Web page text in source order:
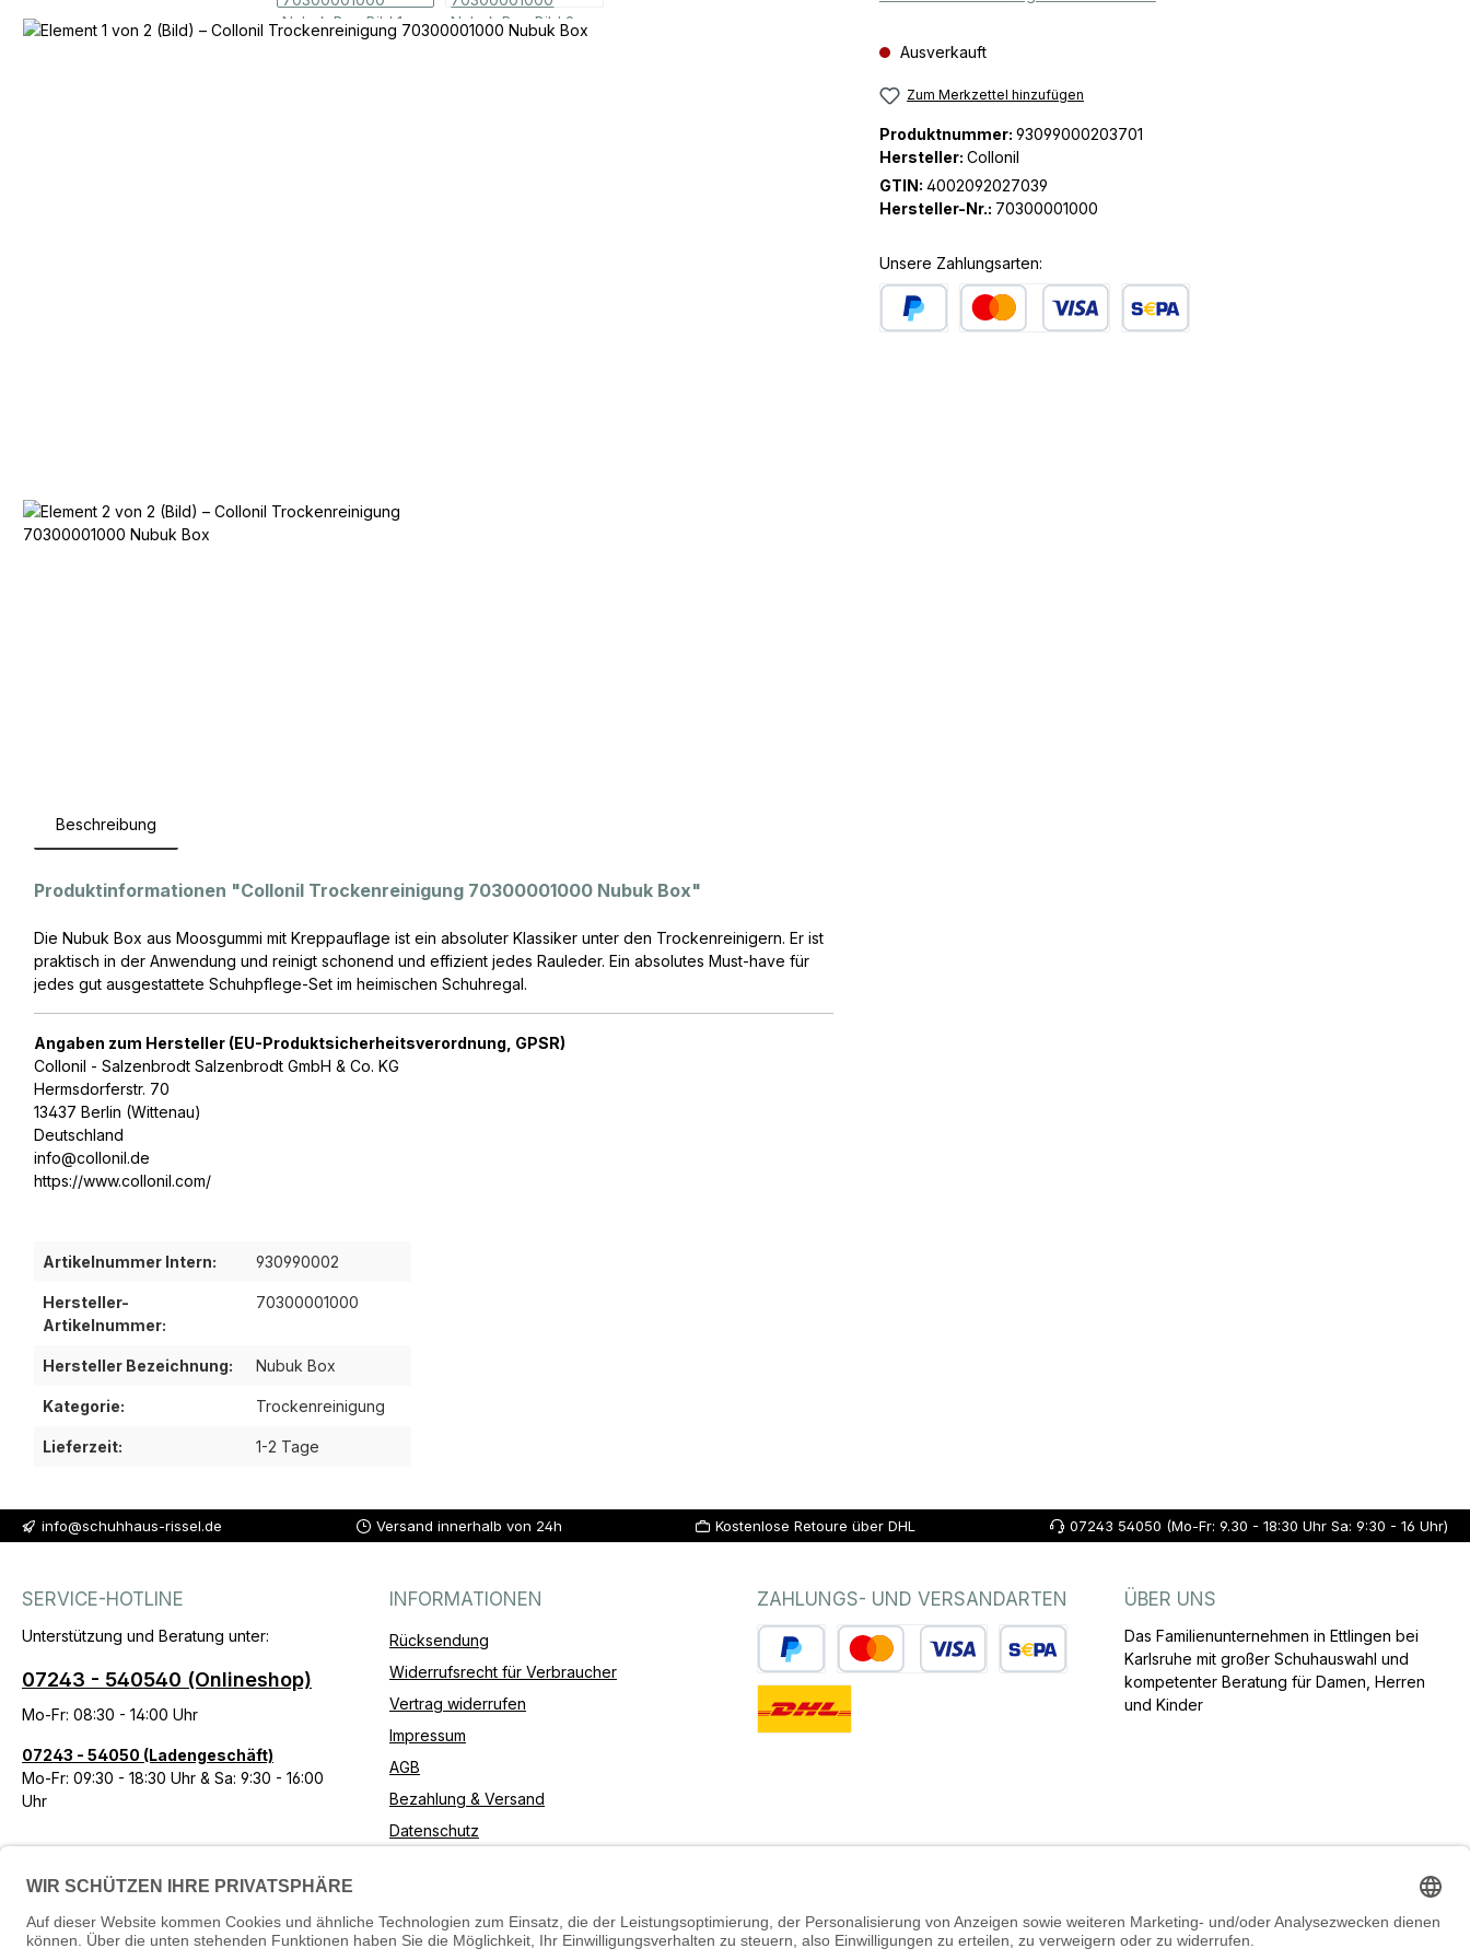
Ausverkauft
Zum Merkzettel hinzufügen
Produktnummer: 93099000203701
Hersteller: Collonil
GTIN: 4002092027039
Hersteller-Nr.: 70300001000
Unsere Zahlungsarten:
Beschreibung
Produktinformationen "Collonil Trockenreinigung 70300001000 Nubuk Box"
Die Nubuk Box aus Moosgummi mit Kreppauflage ist ein absoluter Klassiker unter den Trockenreinigern. Er ist
praktisch in der Anwendung und reinigt schonend und effizient jedes Rauleder. Ein absolutes Must-have für
jedes gut ausgestattete Schuhpflege-Set im heimischen Schuhregal.
Angaben zum Hersteller (EU-Produktsicherheitsverordnung, GPSR)
Collonil - Salzenbrodt Salzenbrodt GmbH & Co. KG
Hermsdorferstr. 70
13437 Berlin (Wittenau)
Deutschland
info@collonil.de
https://www.collonil.com/
Artikelnummer Intern: 930990002
Hersteller-
Artikelnummer:
70300001000
Hersteller Bezeichnung: Nubuk Box
Kategorie: Trockenreinigung
Lieferzeit: 1-2 Tage
info@schuhhaus-rissel.de Versand innerhalb von 24h Kostenlose Retoure über DHL 07243 54050 (Mo-Fr: 9.30 - 18:30 Uhr Sa: 9:30 - 16 Uhr)
SERVICE-HOTLINE
Unterstützung und Beratung unter:
07243 - 540540 (Onlineshop)
Mo-Fr: 08:30 - 14:00 Uhr
07243 - 54050 (Ladengeschäft)
Mo-Fr: 09:30 - 18:30 Uhr & Sa: 9:30 - 16:00
Uhr
INFORMATIONEN
Rücksendung
Widerrufsrecht für Verbraucher
Vertrag widerrufen
Impressum
AGB
Bezahlung & Versand
Datenschutz
ZAHLUNGS- UND VERSANDARTEN
PayPal Kredit- oder Debitkarte
ÜBER UNS
Das Familienunternehmen in Ettlingen bei
Karlsruhe mit großer Schuhauswahl und
kompetenter Beratung für Damen, Herren
und Kinder